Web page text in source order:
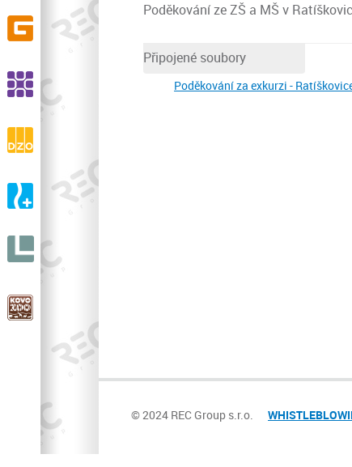
Poděkování ze ZŠ a MŠ v
Připojené soubory
Poděkování za exkurzi -
© 2024 REC Group s.r.o.
GELPO s.r.o.
Výroba a prodej pryžových výrobků
Recyklace pryží, výroba EPDM granulátu a SBR
drásaniny
A-ORTO s.r.o.
Výroba a prodej ortopedické protetiky
s.r.o.